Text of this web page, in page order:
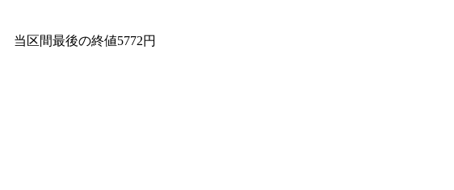
当区間最後の終値5772円